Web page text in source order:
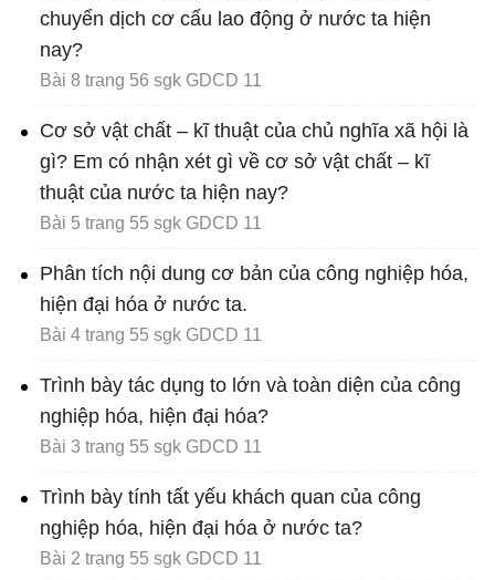
chuyển dịch cơ cấu lao động ở nước ta hiện
nay?
Bài 8 trang 56 sgk GDCD 11
Cơ sở vật chất – kĩ thuật của chủ nghĩa xã hội là
gì? Em có nhận xét gì về cơ sở vật chất – kĩ
thuật của nước ta hiện nay?
Bài 5 trang 55 sgk GDCD 11
Phân tích nội dung cơ bản của công nghiệp hóa,
hiện đại hóa ở nước ta.
Bài 4 trang 55 sgk GDCD 11
Trình bày tác dụng to lớn và toàn diện của công
nghiệp hóa, hiện đại hóa?
Bài 3 trang 55 sgk GDCD 11
Trình bày tính tất yếu khách quan của công
nghiệp hóa, hiện đại hóa ở nước ta?
Bài 2 trang 55 sgk GDCD 11